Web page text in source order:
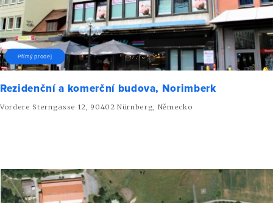
Přímý prodej
Rezidenční a komerční budova, Norimberk
Vordere Sterngasse 12, 90402 Nürnberg, Německo